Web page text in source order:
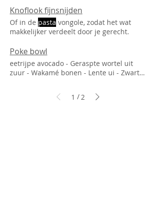
pastaen olie naar smaak. er is veel
kwaliteitsverschil, dus even proeven.
Knoflook fijnsnijden
Of in de pasta vongole, zodat het wat
makkelijker verdeelt door je gerecht.
Poke bowl
eetrijpe avocado - Geraspte wortel uit
zuur - Wakamé bonen - Lente ui - Zwart
1 / 2